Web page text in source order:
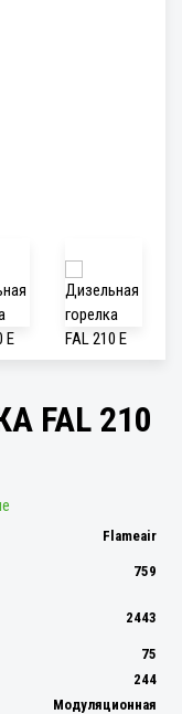
FAL 210
Flameair
759
2443
75
244
Модуляционная